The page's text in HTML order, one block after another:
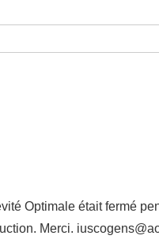
Optimale était fermé
Merci.